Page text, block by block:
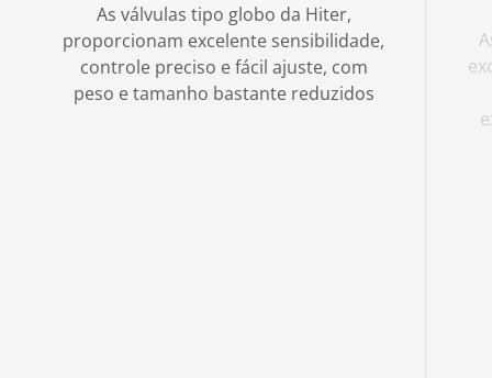
As válvulas tipo globo da Hiter,
proporcionam excelente sensibilidade,
controle preciso e fácil ajuste, com
peso e tamanho bastante reduzidos